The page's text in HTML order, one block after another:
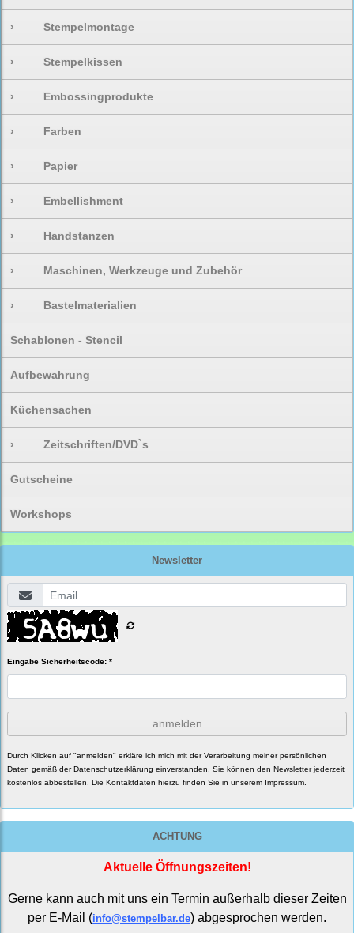
› Stempelmontage
› Stempelkissen
› Embossingprodukte
› Farben
› Papier
› Embellishment
› Handstanzen
› Maschinen, Werkzeuge und Zubehör
› Bastelmaterialien
Schablonen - Stencil
Aufbewahrung
Küchensachen
› Zeitschriften/DVD`s
Gutscheine
Workshops
Newsletter
Eingabe Sicherheitscode: *
anmelden
Durch Klicken auf "anmelden" erkläre ich mich mit der Verarbeitung meiner persönlichen
Daten gemäß der Datenschutzerklärung einverstanden. Sie können den Newsletter jederzeit
kostenlos abbestellen. Die Kontaktdaten hierzu finden Sie in unserem Impressum.
ACHTUNG
Aktuelle Öffnungszeiten!
Gerne kann auch mit uns ein Termin außerhalb dieser Zeiten
per E-Mail (info@stempelbar.de) abgesprochen werden.